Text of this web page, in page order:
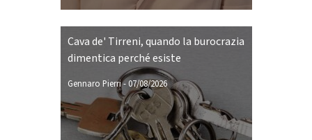
Cava de' Tirreni, quando la burocrazia
dimentica perché esiste
Gennaro Pierri- 07/08/2026